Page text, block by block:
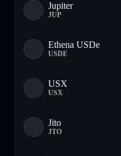
Jupiter
JUP
Ethena USDe
USDE
USX
USX
Jito
JTO